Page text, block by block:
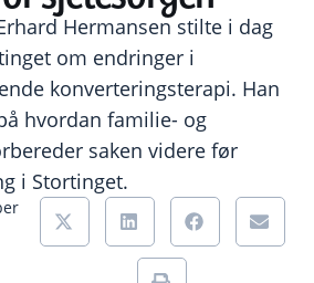
Hermansen stilte i dag
om endringer i
konverteringsterapi. Han
hvordan familie- og
saken videre før
i Stortinget.